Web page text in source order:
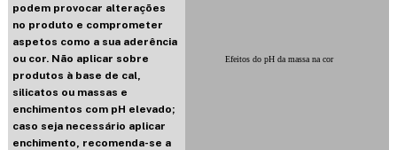
podem provocar alterações
no produto e comprometer
aspetos como a sua aderência
ou cor. Não aplicar sobre
produtos à base de cal,
silicatos ou massas e
enchimentos com pH elevado;
caso seja necessário aplicar
enchimento, recomenda-se a
Efeitos do pH da massa na cor